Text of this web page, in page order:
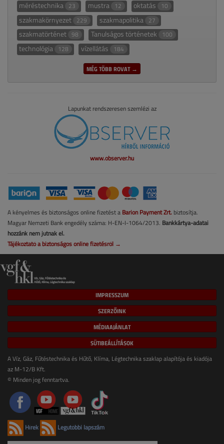
méréstechnika 23 mustra 12 oktatás 10
szakmakörnyezet 229 szakmapolitika 27
szakmatörténet 98 Tanulságos történetek 100
technológia 128 vízellátás 184
MÉG TÖBB ROVAT →
Lapunkat rendszeresen szemlézi az
www.observer.hu
A kényelmes és biztonságos online fizetést a Barion Payment Zrt. biztosítja.
Magyar Nemzeti Bank engedély száma: H-EN-I-1064/2013. Bankkártya-adatai
hozzánk nem jutnak el.
Tájékoztató a biztonságos online fizetésről →
IMPRESSZUM
SZERZŐINK
MÉDIAAJÁNLAT
SÜTIBEÁLLÍTÁSOK
A Víz, Gáz, Fűtéstechnika és Hűtő, Klíma, Légtechnika szaklap alapítója és kiadója
az M-12/B Kft.
© Minden jog fenntartva.
Hírek Legutóbbi lapszám